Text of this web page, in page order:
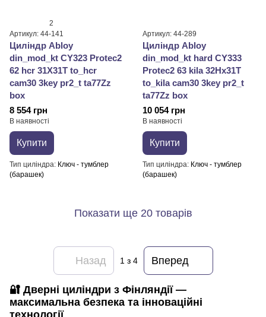
2
Артикул: 44-141
Циліндр Abloy
din_mod_kt CY323 Protec2
62 hcr 31X31T to_hcr
cam30 3key pr2_t ta77Zz
box
8 554 грн
В наявності
Купити
Тип циліндра Ключ - тумблер
(барашек)
Артикул: 44-289
Циліндр Abloy
din_mod_kt hard CY333
Protec2 63 kila 32Hx31T
to_kila cam30 3key pr2_t
ta77Zz box
10 054 грн
В наявності
Купити
Тип циліндра Ключ - тумблер
(барашек)
Показати ще 20 товарів
Назад 1 з 4 Вперед
🔐 Дверні циліндри з Фінляндії —
максимальна безпека та інноваційні
технології